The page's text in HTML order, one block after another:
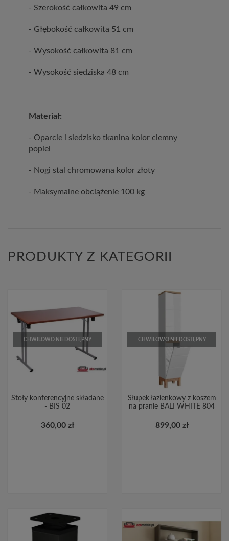
- Szerokość całkowita 49 cm
- Głębokość całkowita 51 cm
- Wysokość całkowita 81 cm
- Wysokość siedziska 48 cm
Materiał:
- Oparcie i siedzisko tkanina kolor ciemny
popiel
- Nogi stal chromowana kolor złoty
- Maksymalne obciążenie 100 kg
PRODUKTY Z KATEGORII
CHWILOWO NIEDOSTĘPNY
Stoły konferencyjne składane
- BIS 02
360,00 zł
CHWILOWO NIEDOSTĘPNY
Słupek łazienkowy z koszem
na pranie BALI WHITE 804
899,00 zł